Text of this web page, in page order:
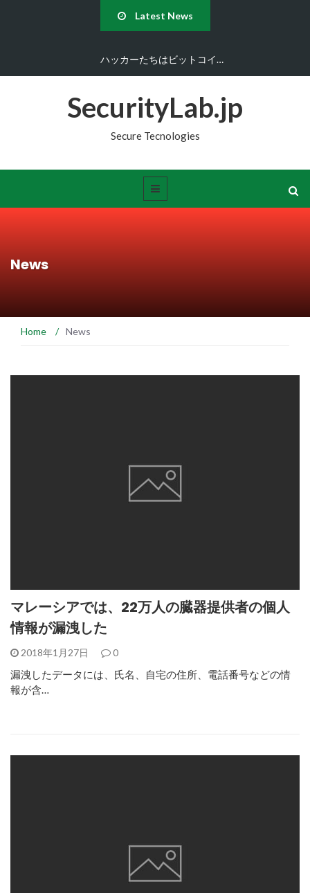
Latest News
ハッカーたちはビットコイ…
SecurityLab.jp
Secure Tecnologies
News
Home / News
マレーシアでは、22万人の臓器提供者の個人
情報が漏洩した
2018年1月27日 0
漏洩したデータには、氏名、自宅の住所、電話番号などの情
報が含…